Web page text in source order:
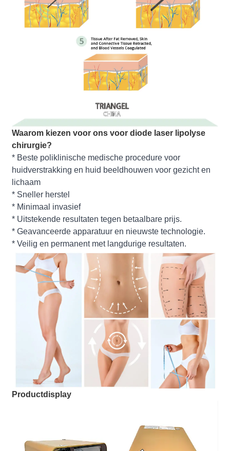
Waarom kiezen voor ons voor diode laser lipolyse
chirurgie?
* Beste poliklinische medische procedure voor
huidverstrakking en huid beeldhouwen voor gezicht en
lichaam
* Sneller herstel
* Minimaal invasief
* Uitstekende resultaten tegen betaalbare prijs.
* Geavanceerde apparatuur en nieuwste technologie.
* Veilig en permanent met langdurige resultaten.
Productdisplay